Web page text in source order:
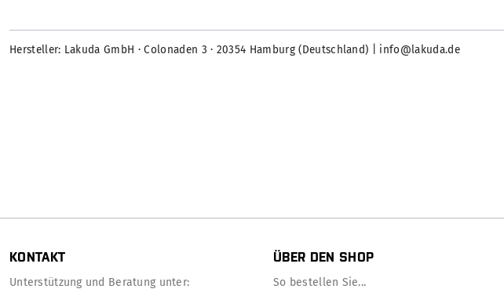
Hersteller: Lakuda GmbH · Colonaden 3 · 20354 Hamburg (Deutschland) | info@lakuda.de
KONTAKT
Unterstützung und Beratung unter:
ÜBER DEN SHOP
So bestellen Sie...